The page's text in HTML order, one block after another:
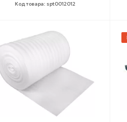
Код товара: spt0012012